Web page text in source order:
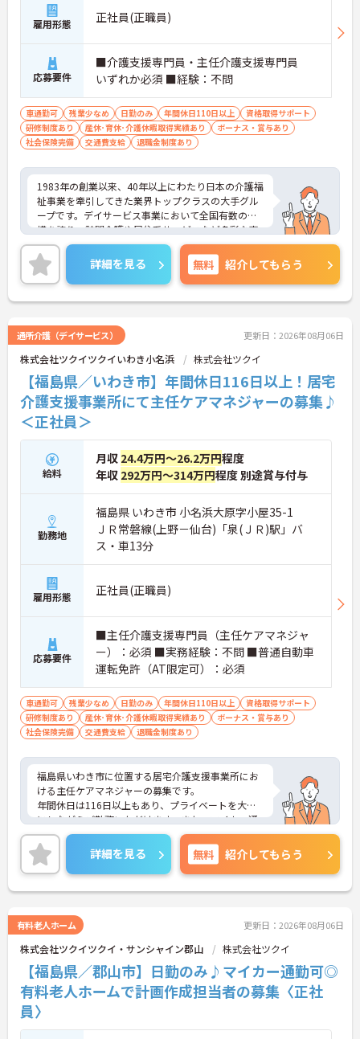
雇用形態 正社員(正職員)
応募要件
■介護支援専門員・主任介護支援専門員
いずれか必須 ■経験：不問
車通勤可 残業少なめ 日勤のみ 年間休日110日以上
資格取得サポート
研修制度あり
産休･育休･介護休暇取得実績あり
ボーナス・賞与あり
社会保険完備
交通費支給 退職金制度あり
1983年の創業以来、40年以上にわたり日本の介護福
祉事業を牽引してきた業界トップクラスの大手グル
ープです。デイサービス事業において全国有数の規
模を誇り、訪問介護や居住系サービスなど多彩な事
業を展開することで、地域のあらゆるニーズにワン
ストップで応える体制を確立しています。ダイバー
シティ経営を積極的に推進し、多様な人材が能力を
発揮できる職場環境の構築に注力している点も大き
な特色です。また、大規模災害を見据えたBCP（事
ンの運用など、お客様と従業員の双方を守るリスク
マネジメントも徹底されています。今後は、ご家族
がオンラインで情報を確認できるシステムや、AIを
活用した相談サービスの導入など、IT技術を積極的
に取り入れ、在宅生活の質の向上と従業員の業務効
率化を両立する次世代型の介護サービスを追求して
いく方針です。安定した事業基盤と革新への意欲を
併せ持つ、長期的なキャリア形成に最適な法人で
★おすすめPOINT★
ンスを大切にできる環境です】
・基本土日休みで年間休日116日が確保されており
日勤のみのお仕事のため生活リズムを整えやすいで
・毎月付与されるリフレッシュ休暇を活用し連休の
取得も可能でプライベートの時間もしっかりと確保
できます
・くるみん認定企業として未就学児向けのこども休
暇や育休取得実績など子育てと両立しやすい制度が
充実しています
【主任ケアマネ複数名在籍！手厚いフォロー体制で
未経験やブランクがある方も安心です】
・困難事例があった際も主任ケアマネジャーと情報
共有やケース検討ができ必要に応じて同行訪問など
のサポートを受けられます
・一人ひとりの仕事量や状況に合わせて管理者が新
なく働けます
・公的資格取得・自己啓発支援制度が整っており働
きながらケアマネジャーとしてのさらなるスキルア
ップを目指せます
【賞与過去実績最大105万円◎大手法人ならではの
充実した待遇や福利厚生が魅力です】
・実績最大105万円の賞与やプラン数手当、特定事
業所加算手当など日々の頑張りがしっかりと給与に
還元されます
助などが受けられる独自の福利厚生制度ツクイPLUS
を完備しています
・社内規定の範囲内で髪色や髪型をはじめネイルや
まつげエクステが自由であり個性を大切にしながら
自分らしく働けます
詳細を見る 無料 紹介してもらう
通所介護（デイサービス） 更新日：2026年08月06日
株式会社ツクイツクイいわき小名浜 株式会社ツクイ
【福島県／いわき市】年間休日116日以上！居宅
介護支援事業所にて主任ケアマネジャーの募集♪
＜正社員＞
給料
月収 24.4万円～26.2万円程度
年収 292万円～314万円程度 別途賞与付与
勤務地
福島県 いわき市 小名浜大原字小屋35-1
ＪＲ常磐線(上野－仙台)「泉(ＪＲ)駅」バ
ス・車13分
雇用形態 正社員(正職員)
応募要件
■主任介護支援専門員（主任ケアマネジャ
ー）：必須 ■実務経験：不問 ■普通自動車
運転免許（AT限定可）：必須
車通勤可 残業少なめ 日勤のみ 年間休日110日以上
資格取得サポート
研修制度あり
産休･育休･介護休暇取得実績あり
ボーナス・賞与あり
社会保険完備
交通費支給 退職金制度あり
福島県いわき市に位置する居宅介護支援事業所にお
ける主任ケアマネジャーの募集です。
年間休日は116日以上もあり、プライベートを大切
にしながらご勤務いただけます。また、マイカー通
勤が可能です。通勤が苦になりません。
ご興味のある方には、面接対策ポイントなど、さら
に詳細をご案内しますのでお気軽にご相談くださ
い！
詳細を見る 無料 紹介してもらう
有料老人ホーム 更新日：2026年08月06日
株式会社ツクイツクイ・サンシャイン郡山 株式会社ツクイ
【福島県／郡山市】日勤のみ♪マイカー通勤可◎
有料老人ホームで計画作成担当者の募集〈正社
員〉